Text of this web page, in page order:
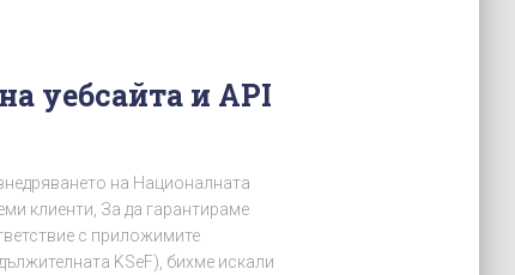
уебсайта и API
на Националната
клиенти, За да гарантираме
с приложимите
KSeF), бихме искали